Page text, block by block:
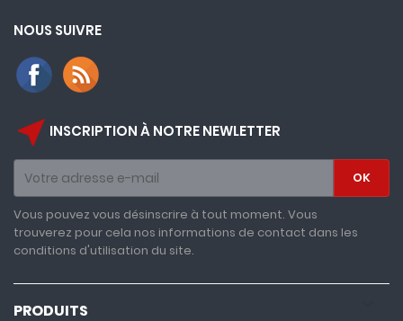
NOUS SUIVRE
near_me INSCRIPTION À NOTRE NEWLETTER
Vous pouvez vous désinscrire à tout moment. Vous
trouverez pour cela nos informations de contact dans les
conditions d'utilisation du site.
PRODUITS